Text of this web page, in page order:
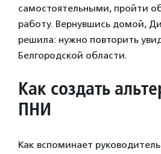
самостоятельными, пройти
работу. Вернувшись домой,
решила: нужно повторить
Белгородской области.
Как создать
ПНИ
Как вспоминает